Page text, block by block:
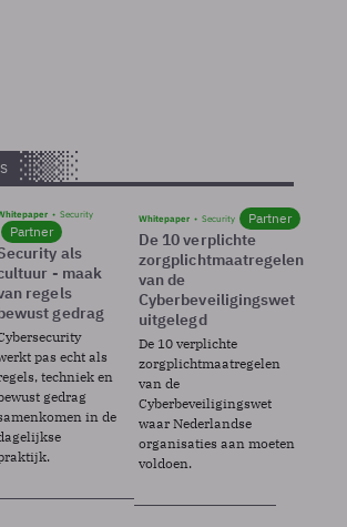
BIO2,
Security
Partner
als
- maak
regels
gedrag
pas echt als
techniek en
gedrag
in de
Whitepaper Security Partner
De 10 verplichte
zorgplichtmaatregelen
van de
Cyberbeveiligingswet
uitgelegd
De 10 verplichte
zorgplichtmaatregelen
van de
Cyberbeveiligingswet
waar Nederlandse
organisaties aan moeten
voldoen.